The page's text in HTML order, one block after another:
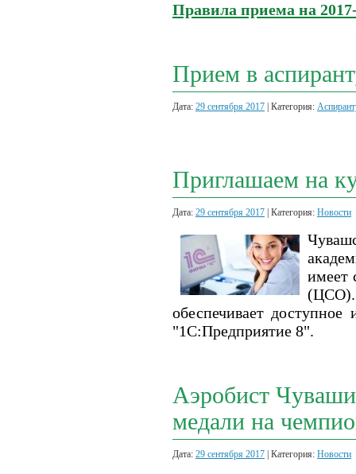
Правила приема на
Прием в
Дата: 29 сентября 2017 | Категория:
Приглашаем на
Дата: 29 сентября 2017 | Категория: Новости
имеет
(ЦСО).
обеспечивает
"1С:Предприятие 8".
Аэробист
медали на
Дата: 29 сентября 2017 | Категория: Новости